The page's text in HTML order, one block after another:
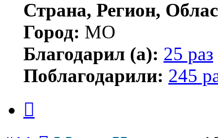
Страна, Регион,
Город: МО
Благодарил (а): 25 раз
Поблагодарили: 245